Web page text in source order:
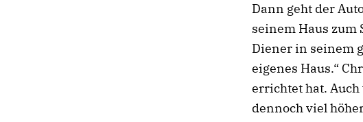
Dann geht der
seinem Haus zum
Diener in seinem
eigenes Haus.“
errichtet hat.
dennoch viel